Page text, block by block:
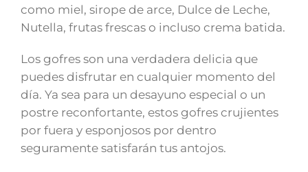
como miel, sirope de arce, Dulce de Leche,
Nutella, frutas frescas o incluso crema batida.
Los gofres son una verdadera delicia que
puedes disfrutar en cualquier momento del
día. Ya sea para un desayuno especial o un
postre reconfortante, estos gofres crujientes
por fuera y esponjosos por dentro
seguramente satisfarán tus antojos.